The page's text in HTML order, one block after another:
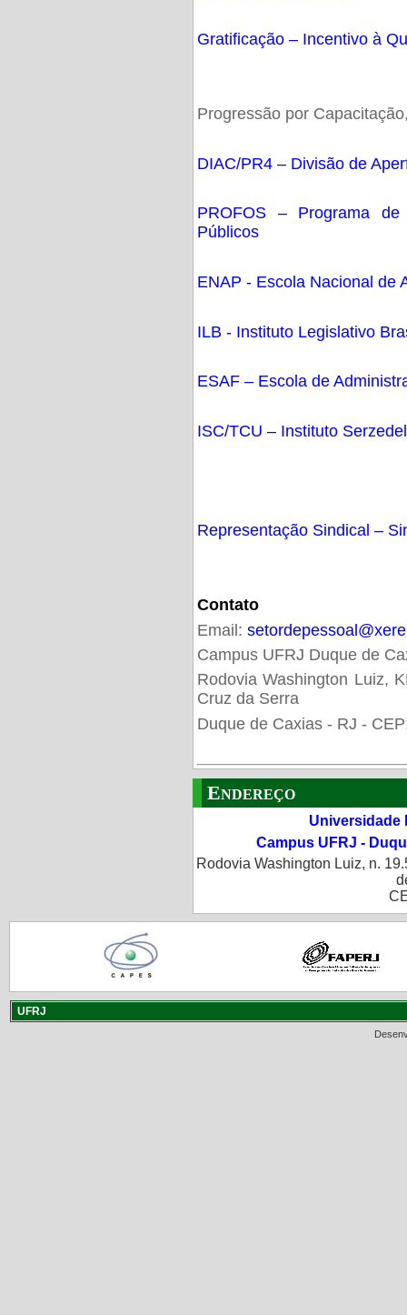
Gratificação – Incentivo à
Progressão por
DIAC/PR4 – Divisão de
PROFOS – Programa
Públicos
ENAP - Escola Nacional de
ILB - Instituto Legislativo
ESAF – Escola de
ISC/TCU – Instituto
Representação Sindical –
Contato
Email:
Campus UFRJ Duque de
Rodovia Washington Luiz,
Cruz da Serra
Duque de Caxias - RJ -
Endereço
Universidade
Campus UFRJ -
Rodovia Washington Luiz, n.
UFRJ